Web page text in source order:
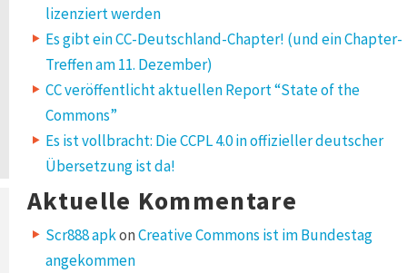
lizenziert werden
Es gibt ein CC-Deutschland-Chapter! (und ein Chapter-
Treffen am 11. Dezember)
CC veröffentlicht aktuellen Report “State of the
Commons”
Es ist vollbracht: Die CCPL 4.0 in offizieller deutscher
Übersetzung ist da!
Aktuelle Kommentare
Scr888 apkonCreative Commons ist im Bundestag
angekommen